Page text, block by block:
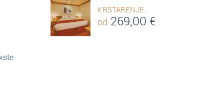
KRSTARENJE…
od 269,00 €